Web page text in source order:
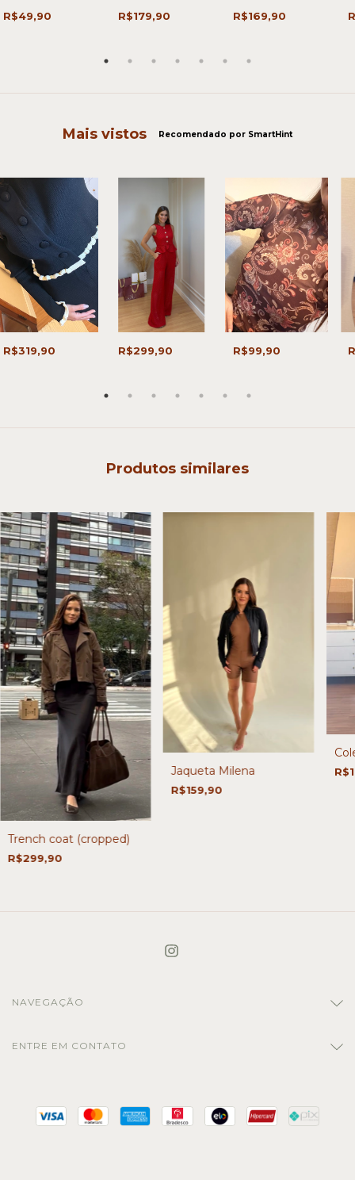
R$49,90 R$179,90 R$169,90
Mais vistos Recomendado por SmartHint
R$319,90 R$299,90 R$99,90
Produtos similares
Trench coat (cropped)
R$299,90
Jaqueta Milena
R$159,90
NAVEGAÇÃO
ENTRE EM CONTATO